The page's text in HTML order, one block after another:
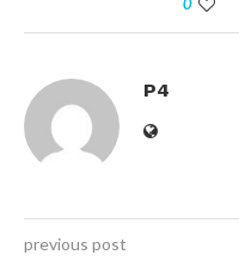
0
P4
previous post